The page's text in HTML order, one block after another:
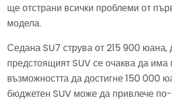
ще отстрани всички проблеми от
модела.
Седана SU7 струва от 215 900 юана,
предстоящият SUV се очаква да
възможността да достигне 150 000
бюджетен SUV може да привлече